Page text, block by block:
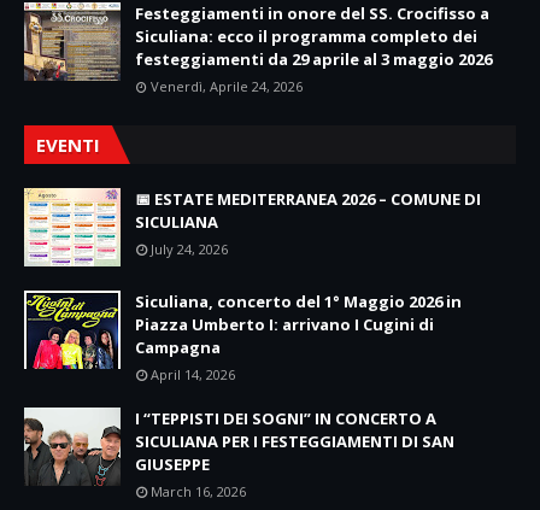
Festeggiamenti in onore del SS. Crocifisso a
Siculiana: ecco il programma completo dei
festeggiamenti da 29 aprile al 3 maggio 2026
Venerdì, Aprile 24, 2026
EVENTI
📅 ESTATE MEDITERRANEA 2026 – COMUNE DI
SICULIANA
July 24, 2026
Siculiana, concerto del 1° Maggio 2026 in
Piazza Umberto I: arrivano I Cugini di
Campagna
April 14, 2026
I “TEPPISTI DEI SOGNI” IN CONCERTO A
SICULIANA PER I FESTEGGIAMENTI DI SAN
GIUSEPPE
March 16, 2026